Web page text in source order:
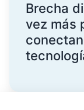
Brecha
vez más